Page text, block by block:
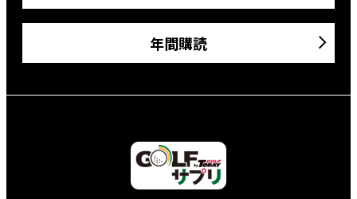
年間購読